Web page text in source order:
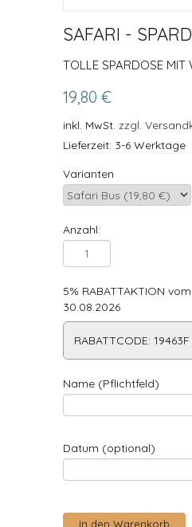
SAFARI -
TOLLE SPARDOSE MIT
19,80 €
inkl. MwSt. zzgl.
Lieferzeit: 3-6 Werktage
Varianten
Anzahl:
5% RABATTAKTION
30.08.2026
RABATTCODE: 19463F
Name (Pflichtfeld)
Datum (optional)